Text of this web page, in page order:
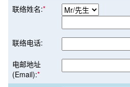
联络姓名:*
联络电话:
电邮地址
(Email):*